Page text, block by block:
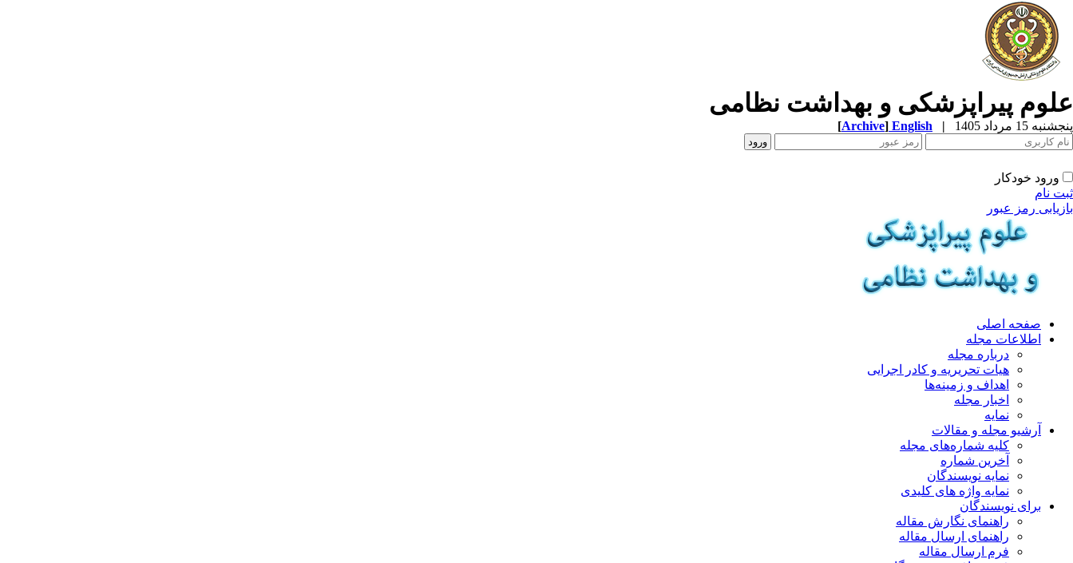
علوم پیراپزشکی و بهداشت نظامی
پنجشنبه 15 مرداد 1405 |
English
[Archive]
ورود خودکار
ثبت نام
بازیابی رمز عبور
صفحه اصلی
اطلاعات مجله
درباره مجله
هیات تحریریه و کادر اجرایی
اهداف و زمینه‌ها
اخبار مجله
نمایه
آرشیو مجله و مقالات
کلیه شماره‌های مجله
آخرین شماره
نمایه نویسندگان
نمایه واژه های کلیدی
برای نویسندگان
راهنمای نگارش مقاله
راهنمای ارسال مقاله
فرم ارسال مقاله